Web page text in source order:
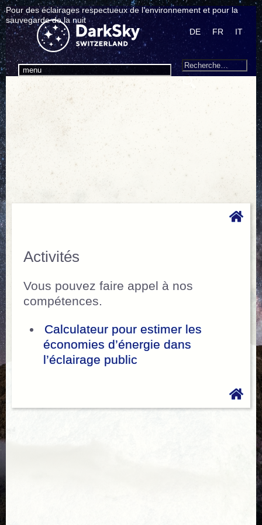
Pour des éclairages respectueux de l’environnement et pour la
sauvegarde de la nuit
menu
DE FR IT
Search
Recherche
Activités
Vous pouvez faire appel à nos
compétences.
Calculateur pour estimer les
économies d’énergie dans
l’éclairage public